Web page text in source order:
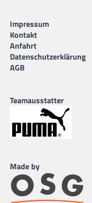
Impressum
Kontakt
Anfahrt
Datenschutzerklärung
AGB
Teamausstatter
Made by